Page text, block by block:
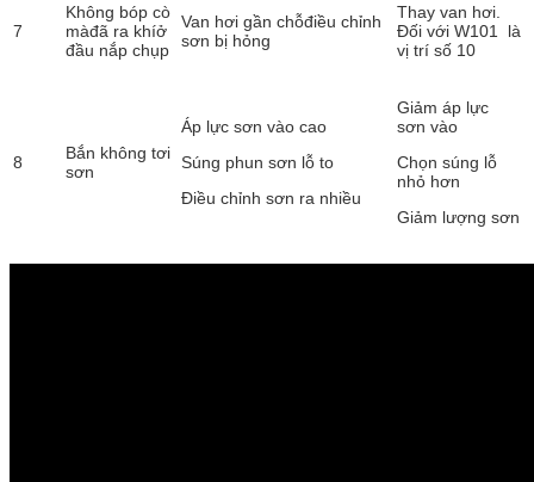
7
Không bóp cò
màđã ra khíở
đầu nắp chụp
Van hơi gần chỗđiều chỉnh
sơn bị hỏng
Thay van hơi.
Đối với W101 là
vị trí số 10
8
Bắn không tơi
sơn
Áp lực sơn vào cao
Súng phun sơn lỗ to
Điều chỉnh sơn ra nhiều
Giảm áp lực
sơn vào
Chọn súng lỗ
nhỏ hơn
Giảm lượng sơn